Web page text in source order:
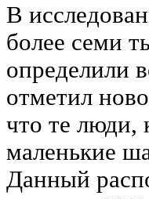
В
более семи
определили
отметил
что те люди,
маленькие
Данный